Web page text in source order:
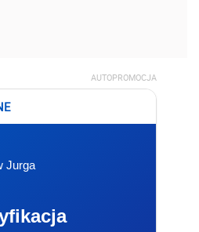
AUTOPROMOCJA
Jurga